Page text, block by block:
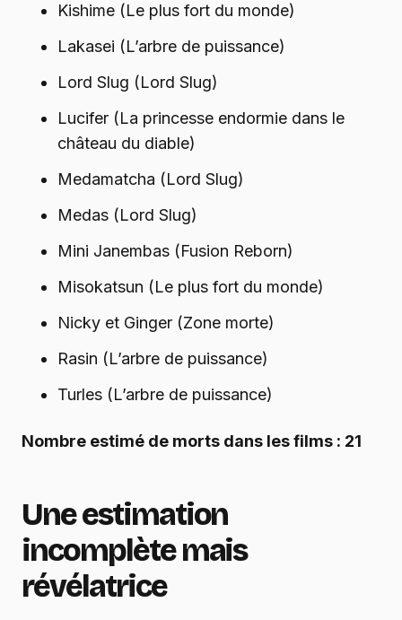
Kishime (Le plus fort du monde)
Lakasei (L’arbre de puissance)
Lord Slug (Lord Slug)
Lucifer (La princesse endormie dans le
château du diable)
Medamatcha (Lord Slug)
Medas (Lord Slug)
Mini Janembas (Fusion Reborn)
Misokatsun (Le plus fort du monde)
Nicky et Ginger (Zone morte)
Rasin (L’arbre de puissance)
Turles (L’arbre de puissance)
Nombre estimé de morts dans les films : 21
Une estimation
incomplète mais
révélatrice